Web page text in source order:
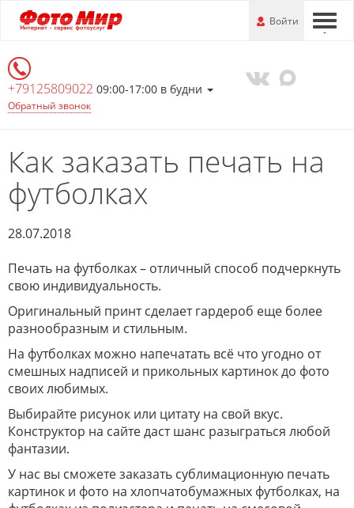
Перейти
к
информации
---
Войти
+79125809022 09:00-17:00 в будни
Обратный звонок
Как заказать печать на
футболках
28.07.2018
Печать на футболках – отличный способ подчеркнуть
свою индивидуальность.
Оригинальный принт сделает гардероб еще более
разнообразным и стильным.
На футболках можно напечатать всё что угодно от
смешных надписей и прикольных картинок до фото
своих любимых.
Выбирайте рисунок или цитату на свой вкус.
Конструктор на сайте даст шанс разыграться любой
фантазии.
У нас вы сможете заказать сублимационную печать
картинок и фото на хлопчатобумажных футболках, на